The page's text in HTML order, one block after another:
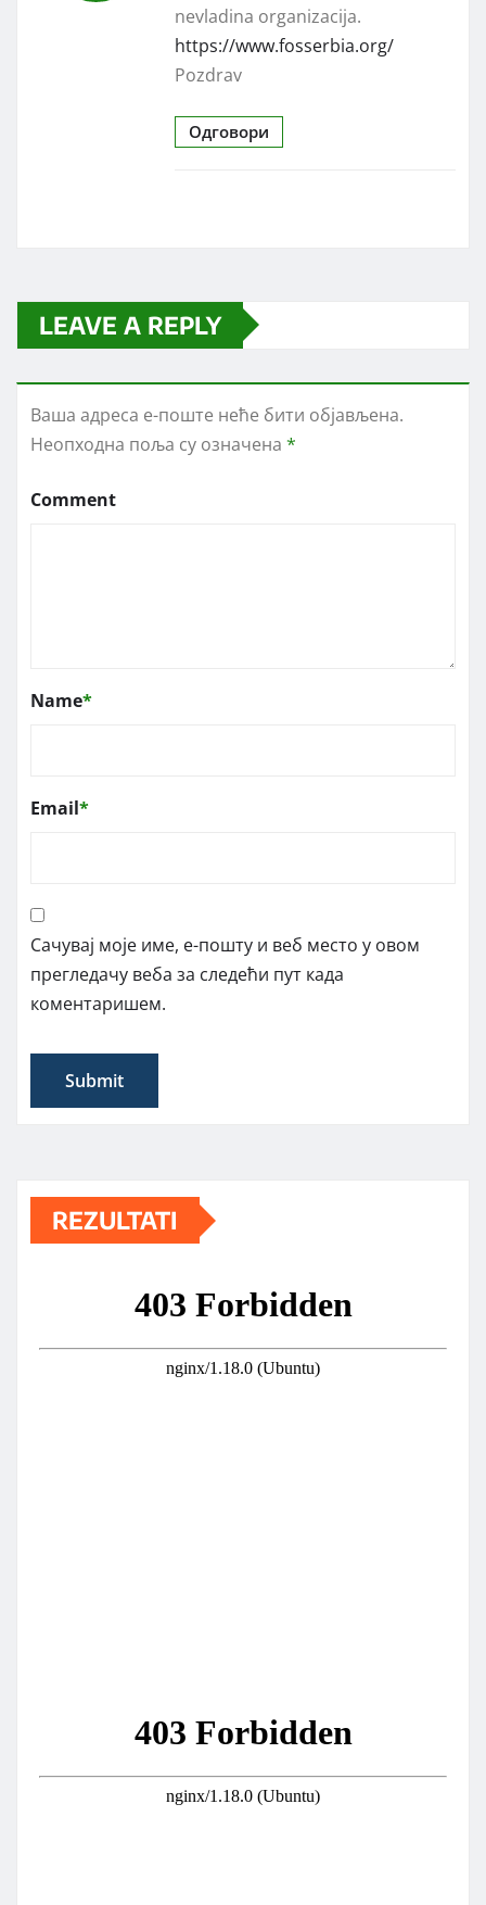
nevladina organizacija.
https://www.fosserbia.org/
Pozdrav
Одговори
LEAVE A REPLY
Ваша адреса е-поште неће бити објављена.
Неопходна поља су означена *
Comment
Name*
Email*
Сачувај моје име, е-пошту и веб место у овом
прегледачу веба за следећи пут када
коментаришем.
REZULTATI